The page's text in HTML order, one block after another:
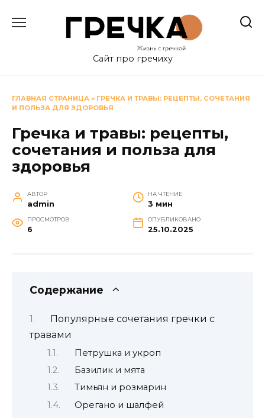
Сайт про гречиху
ГЛАВНАЯ СТРАНИЦА » ГРЕЧКА И ТРАВЫ: РЕЦЕПТЫ, СОЧЕТАНИЯ
И ПОЛЬЗА ДЛЯ ЗДОРОВЬЯ
Гречка и травы: рецепты,
сочетания и польза для
здоровья
АВТОР
admin
НА ЧТЕНИЕ
3 мин
ПРОСМОТРОВ
6
ОПУБЛИКОВАНО
25.10.2025
Содержание
Популярные сочетания гречки с
травами
Петрушка и укроп
Базилик и мята
Тимьян и розмарин
Орегано и шалфей